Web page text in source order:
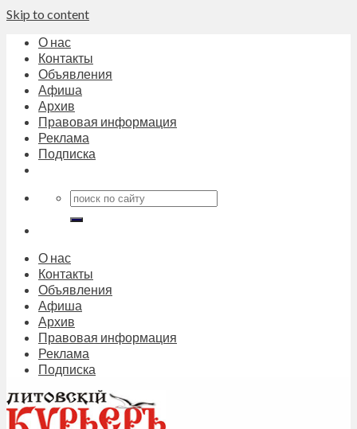
Skip to content
О нас
Контакты
Объявления
Афиша
Архив
Правовая информация
Реклама
Подписка
О нас
Контакты
Объявления
Афиша
Архив
Правовая информация
Реклама
Подписка